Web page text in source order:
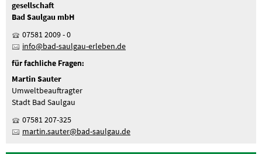
gesellschaft
Bad Saulgau mbH
07581 2009 - 0
nf
b d-s lg - rl b n d
für fachliche Fragen:
Martin Sauter
Umweltbeauftragter
Stadt Bad Saulgau
07581 207-325
m rt n s t r b d-s lg d